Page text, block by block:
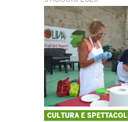
CULTURA E SPETTACOLI